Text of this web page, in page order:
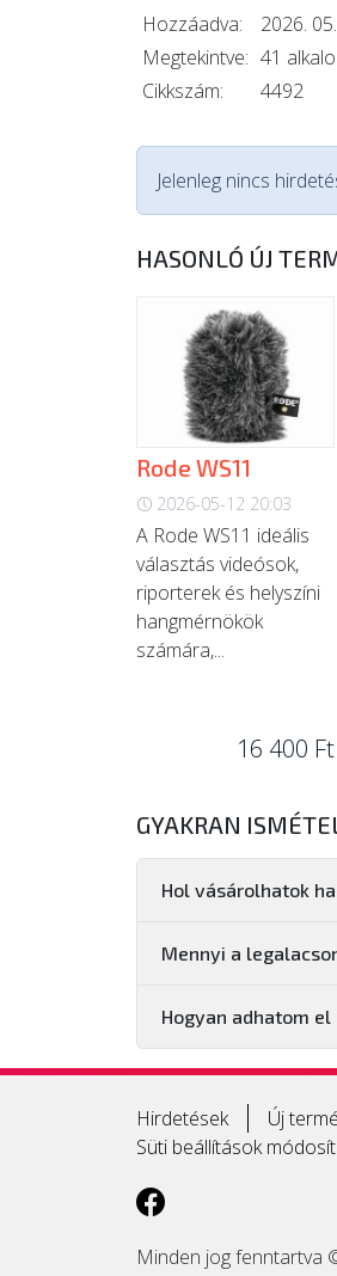
Hozzáadva:
2026.
Megtekintve: 41
Cikkszám:
4492
Jelenleg nincs
HASONLÓ ÚJ
Rode WS11
2026-05-12 20:03
A Rode WS11 ideális
választás videósok,
riporterek és helyszíni
hangmérnökök
számára,...
16 400 Ft
GYAKRAN
Hol vásárolhatok
Mennyi a
Hogyan adhatom el
Hirdetések Új
Süti beállítások
Minden jog fenntartva